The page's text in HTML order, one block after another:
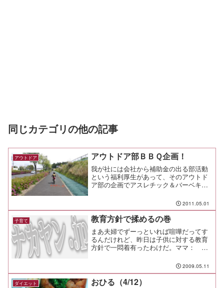
同じカテゴリの他の記事
アウトドア アウトドア部ＢＢＱ企画！
我が社には会社から補助金の出る部活動
という福利厚生があって、そのアウトド
ア部の企画でアスレチック＆バーベキュ
催者なんだけどね（笑場所は東急田園都
市線のつくし野駅、もしくはすずかけ台
駅から徒歩１５分くらいの...
2011.05.01
子育て 教育方針で揉めるの巻
まあ夫婦でずーっといれば喧嘩だってす
るんだけれど、昨日は子供に対する教育
方針で一悶着有ったわけだ。ママ： 習
ベント等が習い事に優先される取り返し
のつかない事ならいざ知らず、習い事如
きにスケジュールを縛られ...
2009.05.11
ダイエット おひる（4/12）